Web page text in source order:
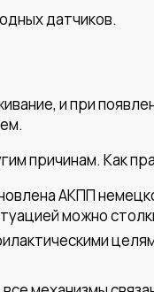
датчиков.
и при
причинам. Как
АКПП
можно